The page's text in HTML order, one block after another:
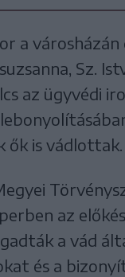
a
Sz.
az ügyvédi
ők is vádlottak.
az
a vád
és a